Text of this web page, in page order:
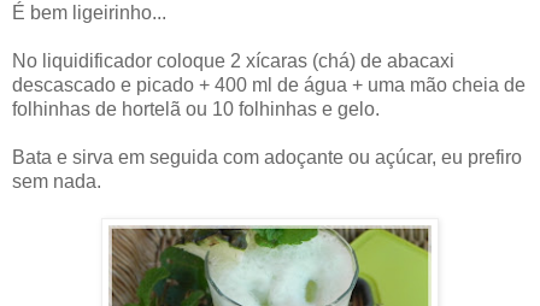
É bem ligeirinho...
No liquidificador coloque 2 xícaras (chá) de abacaxi
descascado e picado + 400 ml de água + uma mão cheia de
folhinhas de hortelã ou 10 folhinhas e gelo.
Bata e sirva em seguida com adoçante ou açúcar, eu prefiro
sem nada.